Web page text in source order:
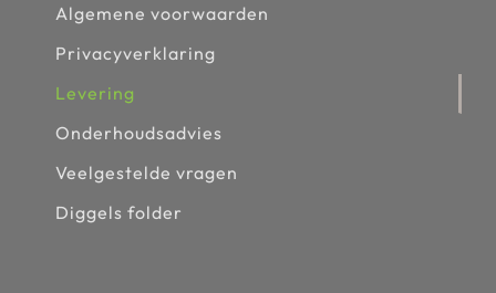
Algemene voorwaarden
Privacyverklaring
Levering
Onderhoudsadvies
Veelgestelde vragen
Diggels folder